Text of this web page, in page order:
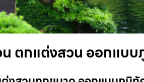
ตกแต่งสวน ออกแบบ